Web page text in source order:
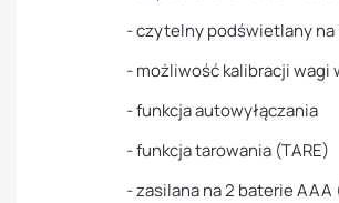
- czytelny podświetlany
- możliwość kalibracji wagi
- funkcja autowyłączania
- funkcja tarowania (TARE)
- zasilana na 2 baterie